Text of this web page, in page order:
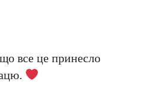
що все це принесло